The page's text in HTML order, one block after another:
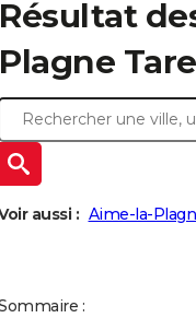
Résultat
Plagne
aussi : Aime-la-
: